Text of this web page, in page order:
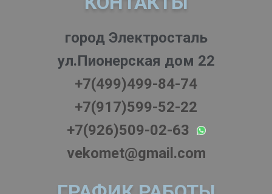
город Электросталь
ул.Пионерская дом 22
+7(499)499-84-74
+7(917)599-52-22
+7(926)509-02-63
vekomet@gmail.com